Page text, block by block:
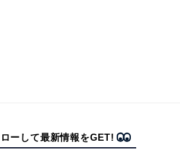
ーして最新情報をGET!